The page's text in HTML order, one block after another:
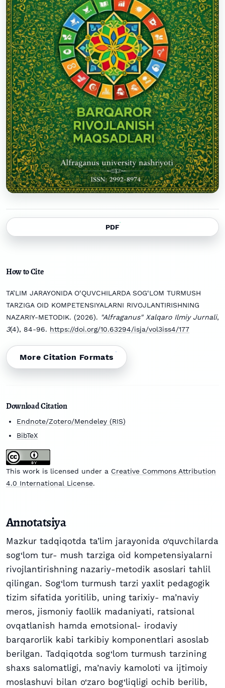
PDF
How to Cite
TA’LIM JARAYONIDA O‘QUVCHILARDA SOG‘LOM TURMUSH
TARZIGA OID KOMPETENSIYALARNI RIVOJLANTIRISHNING
NAZARIY-METODIK. (2026). "Alfraganus" Xalqaro Ilmiy Jurnali,
3(4), 84-96. https://doi.org/10.63294/isja/vol3iss4/177
More Citation Formats
Download Citation
Endnote/Zotero/Mendeley (RIS)
BibTeX
This work is licensed under a Creative Commons Attribution
4.0 International License.
Annotatsiya
Mazkur tadqiqotda ta’lim jarayonida o‘quvchilarda
sog‘lom tur- mush tarziga oid kompetensiyalarni
rivojlantirishning nazariy-metodik asoslari tahlil
qilingan. Sog‘lom turmush tarzi yaxlit pedagogik
tizim sifatida yoritilib, uning tarixiy- ma’naviy
meros, jismoniy faollik madaniyati, ratsional
ovqatlanish hamda emotsional- irodaviy
barqarorlik kabi tarkibiy komponentlari asoslab
berilgan. Tadqiqotda sog‘lom turmush tarzining
shaxs salomatligi, ma’naviy kamoloti va ijtimoiy
moslashuvi bilan o‘zaro bog‘liqligi ochib berilib,